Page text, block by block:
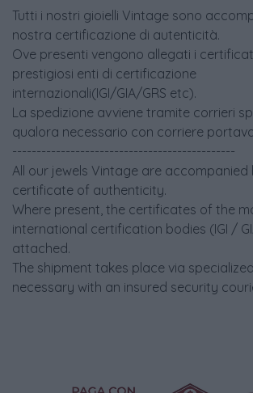
Tutti i nostri gioielli Vintage sono
nostra certificazione di autenticità.
Ove presenti vengono allegati i
prestigiosi enti di certificazione
internazionali(IGI/GIA/GRS etc).
La spedizione avviene tramite corrieri
qualora necessario con corriere
----------------------------------------------
All our jewels Vintage are accompanied
certificate of authenticity.
Where present, the certificates of the
international certification bodies (IGI /
attached.
The shipment takes place via
necessary with an insured security